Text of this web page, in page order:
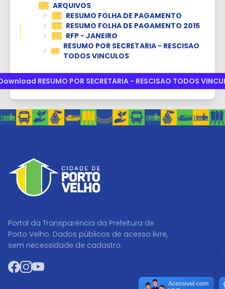
ARQUIVOS
RESUMO FOLHA DE PAGAMENTO
RESUMO FOLHA DE PAGAMENTO 2015
RFP - JANEIRO
RESUMO POR SECRETARIA - RESCISAO
TODOS VINCULOS
RESUMO POR SECRETARIA - RESCISAO TODOS
Portal da Transparência da Prefeitura de
Porto Velho. Dados públicos de acesso livre,
sem necessidade de cadastro.
Facebook
Instagram
YouTube